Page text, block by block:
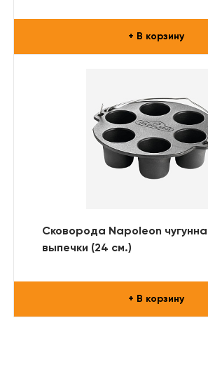
+ В корзину
Сковорода Napoleon
выпечки (24 см.)
+ В корзину